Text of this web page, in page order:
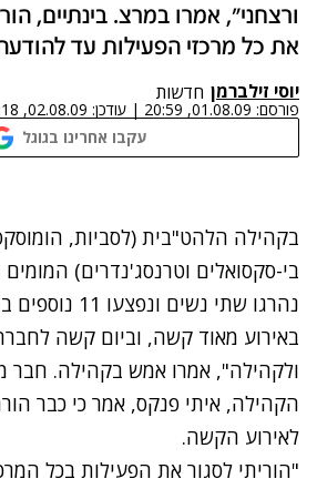
ורצחני", אמרו במרצ. בינתיים,
את כל מרכזי הפעילות עד
יוסי זילברמן חדשות
פורסם: 01.08.09, 20:59
| עודכן: 02.08.09, 00:18
עקבו אחרינו בגוגל
נתקלנו בבעיה
בקהילה הלהט"בית (לסביות,
בי-סקסואלים וטרנסג'נדרים) המומים
נהרגו שתי נשים ונפצעו 11 נוספים בתל אביב
באירוע מאוד קשה, וביום קשה
ולקהילה", אמרו אמש בקהילה. חבר
הקהילה, איתי פנקס, אמר כי כבר
לאירוע הקשה.
"הוריתי לסגור את הפעילות בכל